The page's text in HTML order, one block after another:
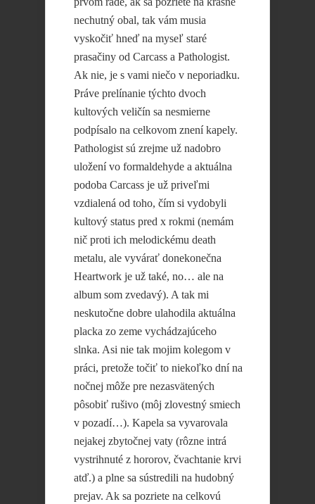
nechutný obal, tak vám musia
vyskočiť hneď na myseľ staré
prasačiny od Carcass a Pathologist.
Ak nie, je s vami niečo v neporiadku.
Práve prelínanie týchto dvoch
kultových veličín sa nesmierne
podpísalo na celkovom znení kapely.
Pathologist sú zrejme už nadobro
uložení vo formaldehyde a aktuálna
podoba Carcass je už priveľmi
vzdialená od toho, čím si vydobyli
kultový status pred x rokmi (nemám
nič proti ich melodickému death
metalu, ale vyvárať donekonečna
Heartwork je už také, no… ale na
album som zvedavý). A tak mi
neskutočne dobre ulahodila aktuálna
placka zo zeme vychádzajúceho
slnka. Asi nie tak mojim kolegom v
práci, pretože točiť to niekoľko dní na
nočnej môže pre nezasvätených
pôsobiť rušivo (môj zlovestný smiech
v pozadí…). Kapela sa vyvarovala
nejakej zbytočnej vaty (rôzne intrá
vystrihnuté z hororov, čvachtanie krvi
atď.) a plne sa sústredili na hudobný
prejav. Ak sa pozriete na celkovú